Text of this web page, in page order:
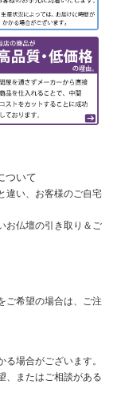
ついて
違い、お客様のご自宅
お仏壇の引き取り＆ご
ご希望の場合は、ご注
場合がございます。
、またはご相談がある